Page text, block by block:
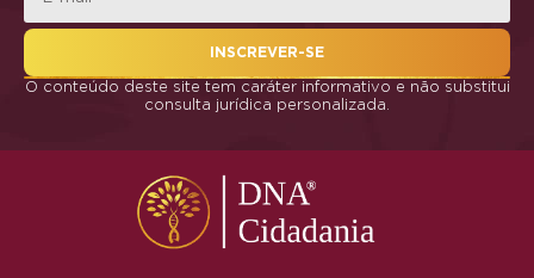
INSCREVER-SE
O conteúdo deste site tem caráter informativo e não substitui
consulta jurídica personalizada.